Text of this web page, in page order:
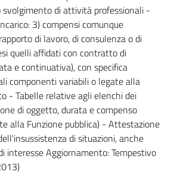
di attività professionali -
3) compensi comunque
di lavoro, di consulenza o di
quelli affidati con contratto di
e continuativa), con specifica
componenti variabili o legate alla
- Tabelle relative agli elenchi dei
di oggetto, durata e compenso
alla Funzione pubblica) - Attestazione
di situazioni, anche
interesse Aggiornamento: Tempestivo